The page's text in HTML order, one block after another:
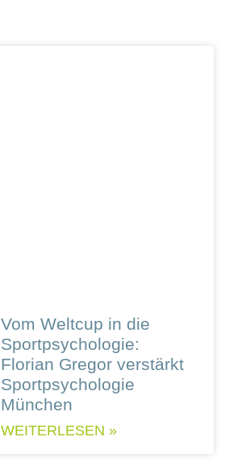
Vom Weltcup in die
Sportpsychologie:
Florian Gregor verstärkt
Sportpsychologie
München
WEITERLESEN »